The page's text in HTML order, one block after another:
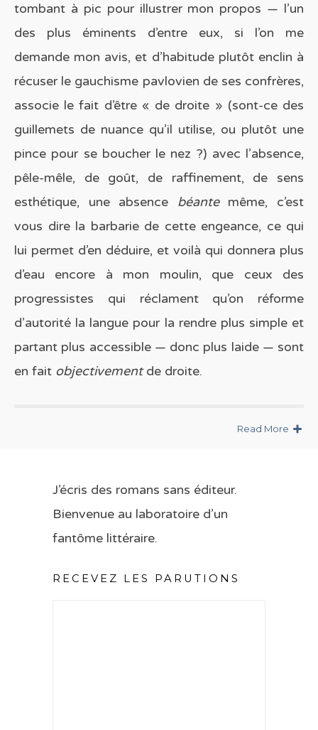
tombant à pic pour illustrer mon propos — l’un
des plus éminents d’entre eux, si l’on me
demande mon avis, et d’habitude plutôt enclin à
récuser le gauchisme pavlovien de ses confrères,
associe le fait d’être « de droite » (sont-ce des
guillemets de nuance qu’il utilise, ou plutôt une
pince pour se boucher le nez ?) avec l’absence,
pêle-mêle, de goût, de raffinement, de sens
esthétique, une absence béantemême, c’est
vous dire la barbarie de cette engeance, ce qui
lui permet d’en déduire, et voilà qui donnera plus
d’eau encore à mon moulin, que ceux des
progressistes qui réclament qu’on réforme
d’autorité la langue pour la rendre plus simple et
partant plus accessible — donc plus laide — sont
en fait objectivementde droite.
Read More
J’écris des romans sans éditeur.
Bienvenue au laboratoire d’un
fantôme littéraire.
RECEVEZ LES PARUTIONS